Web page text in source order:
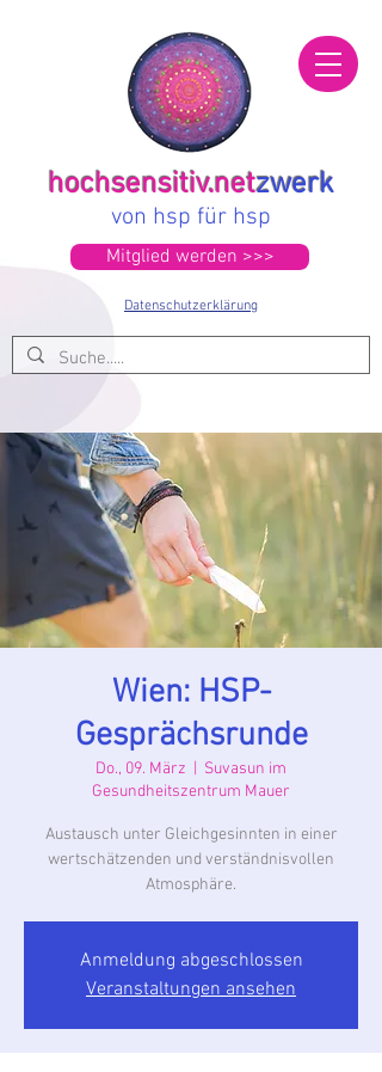
hochsensitiv.netzwerk
von hsp für hsp
Datenschutzerklärung
Mitglied werden >>>
Wien: HSP-
Gesprächsrunde
Do., 09. März
Suvasun im
Gesundheitszentrum Mauer
Austausch unter Gleichgesinnten in einer
wertschätzenden und verständnisvollen
Atmosphäre.
Anmeldung abgeschlossen
Veranstaltungen ansehen